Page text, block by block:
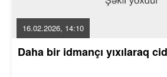
16.02.2026, 14:10
Daha bir idmançı yıxılaraq